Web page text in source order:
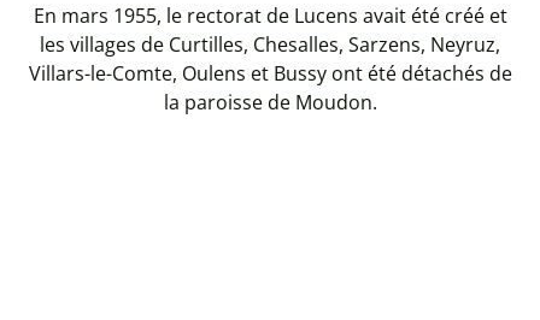
En mars 1955, le rectorat de Lucens avait été créé et
les villages de Curtilles, Chesalles, Sarzens, Neyruz,
Villars-le-Comte, Oulens et Bussy ont été détachés de
la paroisse de Moudon.